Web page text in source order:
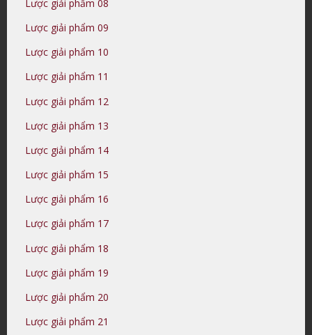
Lược giải phẩm 08
Lược giải phẩm 09
Lược giải phẩm 10
Lược giải phẩm 11
Lược giải phẩm 12
Lược giải phẩm 13
Lược giải phẩm 14
Lược giải phẩm 15
Lược giải phẩm 16
Lược giải phẩm 17
Lược giải phẩm 18
Lược giải phẩm 19
Lược giải phẩm 20
Lược giải phẩm 21